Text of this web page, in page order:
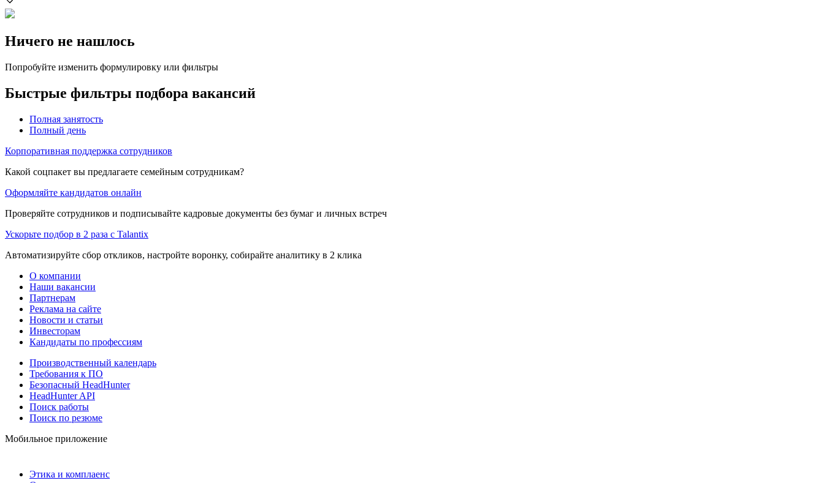
Ничего не нашлось
Попробуйте изменить формулировку или фильтры
Быстрые фильтры подбора вакансий
Полная занятость
Полный день
Корпоративная поддержка сотрудников
Какой соцпакет вы предлагаете семейным сотрудникам?
Оформляйте кандидатов онлайн
Проверяйте сотрудников и подписывайте кадровые документы без бумаг и личных встреч
Ускорьте подбор в 2 раза с Talantix
Автоматизируйте сбор откликов, настройте воронку, собирайте аналитику в 2 клика
О компании
Наши вакансии
Партнерам
Реклама на сайте
Новости и статьи
Инвесторам
Кандидаты по профессиям
Производственный календарь
Требования к ПО
Безопасный HeadHunter
HeadHunter API
Поиск работы
Поиск по резюме
Мобильное приложение
Этика и комплаенс